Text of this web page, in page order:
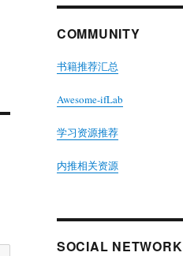
COMMUNITY
书籍推荐汇总
Awesome-ifLab
学习资源推荐
内推相关资源
SOCIAL NETWORK